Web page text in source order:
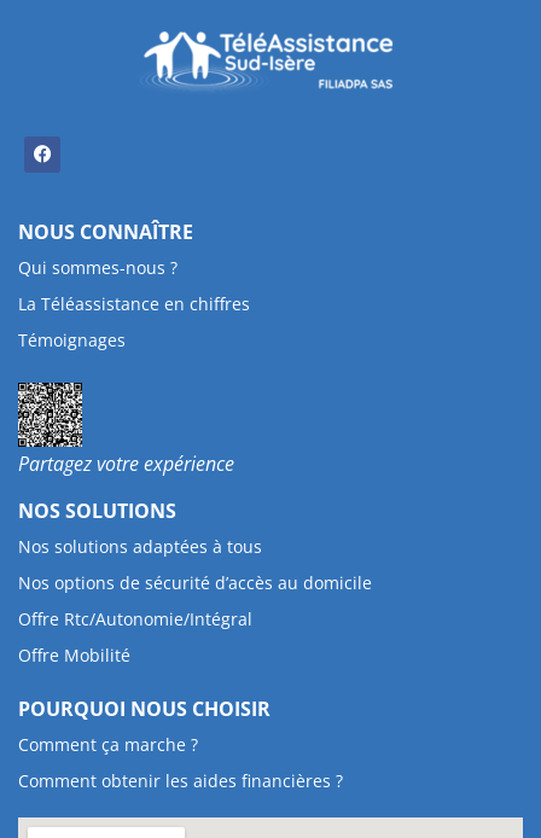
NOUS CONNAÎTRE
Qui sommes-nous ?
La Téléassistance en chiffres
Témoignages
Partagez votre expérience
NOS SOLUTIONS
Nos solutions adaptées à tous
Nos options de sécurité d’accès au domicile
Offre Rtc/Autonomie/Intégral
Offre Mobilité
POURQUOI NOUS CHOISIR
Comment ça marche ?
Comment obtenir les aides financières ?